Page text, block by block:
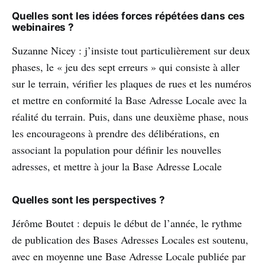
Quelles sont les idées forces répétées dans ces
webinaires ?
Suzanne Nicey : j’insiste tout particulièrement sur deux
phases, le « jeu des sept erreurs » qui consiste à aller
sur le terrain, vérifier les plaques de rues et les numéros
et mettre en conformité la Base Adresse Locale avec la
réalité du terrain. Puis, dans une deuxième phase, nous
les encourageons à prendre des délibérations, en
associant la population pour définir les nouvelles
adresses, et mettre à jour la Base Adresse Locale
Quelles sont les perspectives ?
Jérôme Boutet : depuis le début de l’année, le rythme
de publication des Bases Adresses Locales est soutenu,
avec en moyenne une Base Adresse Locale publiée par